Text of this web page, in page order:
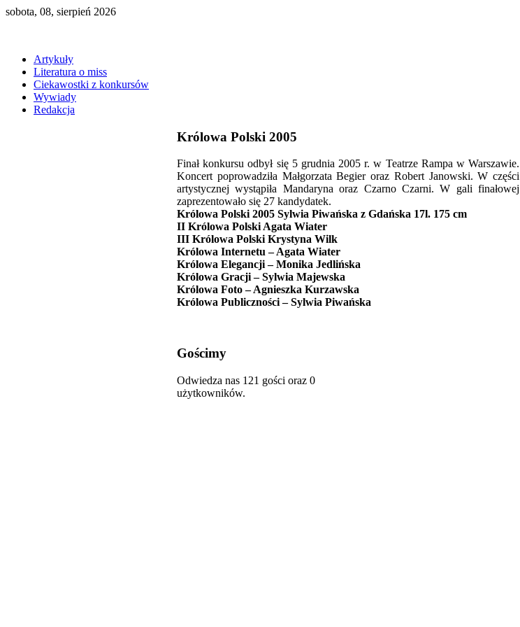
sobota, 08, sierpień 2026
Artykuły
Literatura o miss
Ciekawostki z konkursów
Wywiady
Redakcja
Królowa Polski 2005
Finał konkursu odbył się 5 grudnia 2005 r. w Teatrze Rampa w Warszawie.
Koncert poprowadziła Małgorzata Begier oraz Robert Janowski. W części
artystycznej wystąpiła Mandaryna oraz Czarno Czarni. W gali finałowej
zaprezentowało się 27 kandydatek.
Królowa Polski 2005 Sylwia Piwańska z Gdańska 17l. 175 cm
II Królowa Polski Agata Wiater
III Królowa Polski Krystyna Wilk
Królowa Internetu – Agata Wiater
Królowa Elegancji – Monika Jedlińska
Królowa Gracji – Sylwia Majewska
Królowa Foto – Agnieszka Kurzawska
Królowa Publiczności – Sylwia Piwańska
Gościmy
Odwiedza nas 121 gości oraz 0
użytkowników.